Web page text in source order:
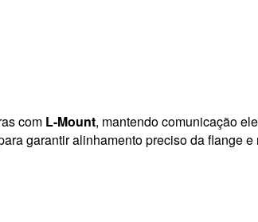
com L-Mount, mantendo comunicação
garantir alinhamento preciso da flange